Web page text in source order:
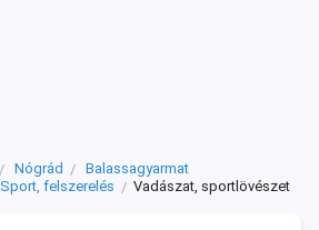
Nógrád
Balassagyarmat
Sport, felszerelés Vadászat, sportlövészet